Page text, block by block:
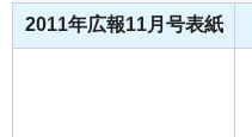
2011年広報11月号表紙